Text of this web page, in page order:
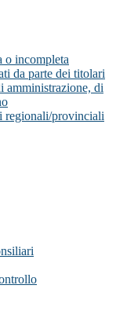
o incompleta
da parte dei titolari
di
regionali/provinciali